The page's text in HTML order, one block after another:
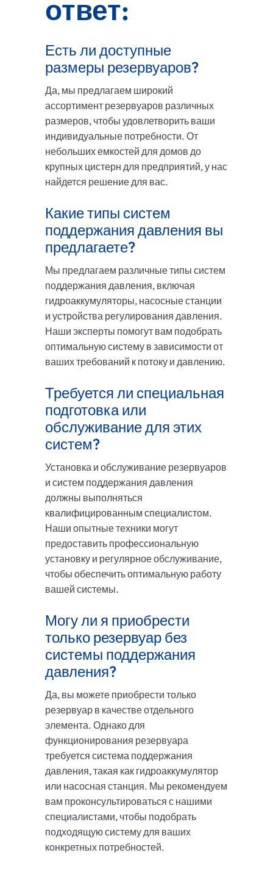
ответ:
Есть ли доступные
размеры резервуаров?
Да, мы предлагаем широкий
ассортимент резервуаров различных
размеров, чтобы удовлетворить ваши
индивидуальные потребности. От
небольших емкостей для домов до
крупных цистерн для предприятий, у нас
найдется решение для вас.
Какие типы систем
поддержания давления вы
предлагаете?
Мы предлагаем различные типы систем
поддержания давления, включая
гидроаккумуляторы, насосные станции
и устройства регулирования давления.
Наши эксперты помогут вам подобрать
оптимальную систему в зависимости от
ваших требований к потоку и давлению.
Требуется ли специальная
подготовка или
обслуживание для этих
систем?
Установка и обслуживание резервуаров
и систем поддержания давления
должны выполняться
квалифицированным специалистом.
Наши опытные техники могут
предоставить профессиональную
установку и регулярное обслуживание,
чтобы обеспечить оптимальную работу
вашей системы.
Могу ли я приобрести
только резервуар без
системы поддержания
давления?
Да, вы можете приобрести только
резервуар в качестве отдельного
элемента. Однако для
функционирования резервуара
требуется система поддержания
давления, такая как гидроаккумулятор
или насосная станция. Мы рекомендуем
вам проконсультироваться с нашими
специалистами, чтобы подобрать
подходящую систему для ваших
конкретных потребностей.